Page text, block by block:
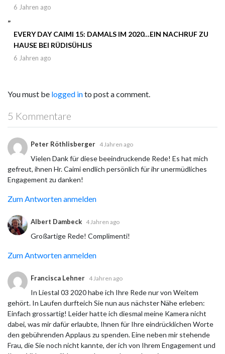
AGENDA!
6 Jahren ago
EVERY DAY CAIMI 15: DAMALS IM 2020…EIN NACHRUF ZU
HAUSE BEI RÜDISÜHLIS
6 Jahren ago
You must be logged into post a comment.
5 Kommentare
Peter Röthlisberger 4 Jahren ago
Vielen Dank für diese beeindruckende Rede! Es hat mich
gefreut, ihnen Hr. Caimi endlich persönlich für ihr unermüdliches
Engagement zu danken!
Zum Antworten anmelden
Albert Dambeck 4 Jahren ago
Großartige Rede! Complimenti!
Zum Antworten anmelden
Francisca Lehner 4 Jahren ago
In Liestal 03 2020 habe ich Ihre Rede nur von Weitem
gehört. In Laufen durfteich Sie nun aus nächster Nähe erleben:
Einfach grossartig! Leider hatte ich diesmal meine Kamera nicht
dabei, was mir dafür erlaubte, Ihnen für Ihre eindrücklichen Worte
den gebührenden Applaus zu spenden. Eine neben mir stehende
Frau, die Sie noch nicht kannte, der ich von Ihrem Engagement und